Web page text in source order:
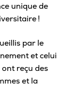
unique de
!
par le
et celui
reçu des
et la